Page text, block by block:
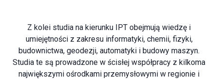
Z kolei studia na kierunku IPT obejmują wiedzę i
umiejętności z zakresu informatyki, chemii, fizyki,
budownictwa, geodezji, automatyki i budowy maszyn.
Studia te są prowadzone w ścisłej współpracy z kilkoma
największymi ośrodkami przemysłowymi w regionie i